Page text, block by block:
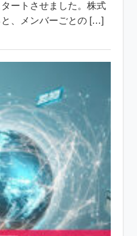
ートさせました。株式
、メンバーごとの […]